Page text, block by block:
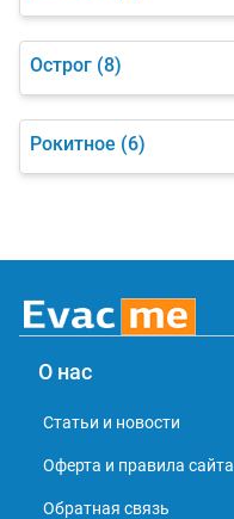
Острог (8)
Рокитное (6)
О нас
Статьи и новости
Оферта и правила сайта
Обратная связь